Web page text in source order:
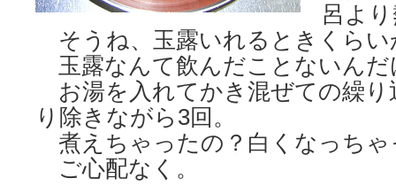
呂よ
そうね、玉露いれるときくらい
玉露なんて飲んだことないんだ
お湯を入れてかき混ぜての繰り
り除きながら3回。
煮えちゃったの？白くなっちゃ
ご心配なく。